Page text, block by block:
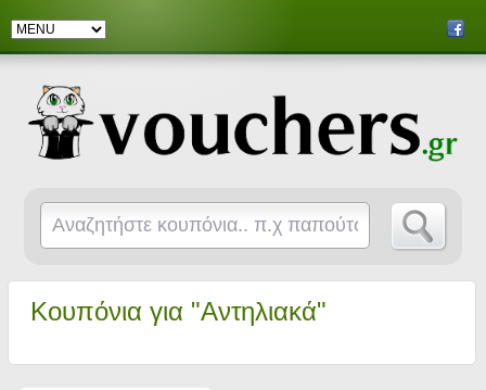
Κουπόνια για "Αντηλιακά"